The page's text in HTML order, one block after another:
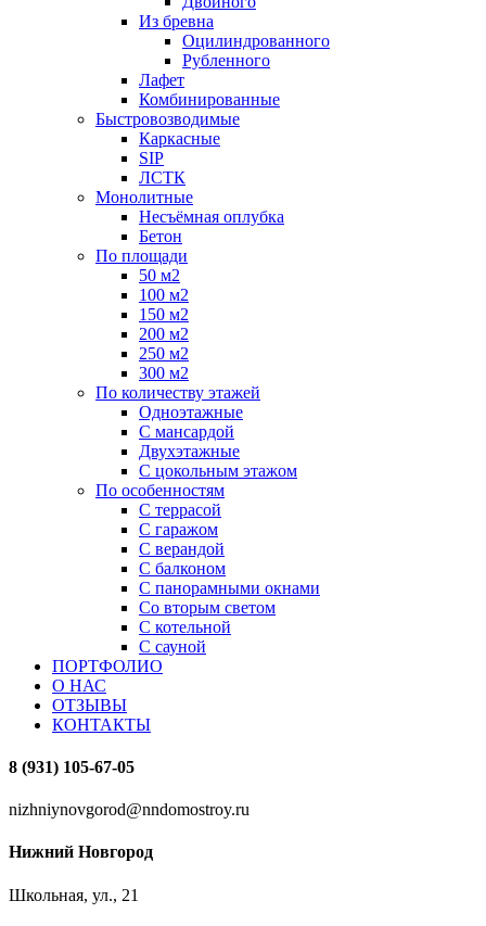
Из бревна
Оцилиндрованного
Рубленного
Лафет
Комбинированные
Быстровозводимые
Каркасные
SIP
ЛСТК
Монолитные
Несъёмная оплубка
Бетон
По площади
50 м2
100 м2
150 м2
200 м2
250 м2
300 м2
По количеству этажей
Одноэтажные
С мансардой
Двухэтажные
С цокольным этажом
По особенностям
С террасой
С гаражом
С верандой
С балконом
С панорамными окнами
Со вторым светом
С котельной
С сауной
ПОРТФОЛИО
О НАС
ОТЗЫВЫ
КОНТАКТЫ
8 (931) 105-67-05
nizhniynovgorod@nndomostroy.ru
Нижний Новгород
Школьная, ул., 21